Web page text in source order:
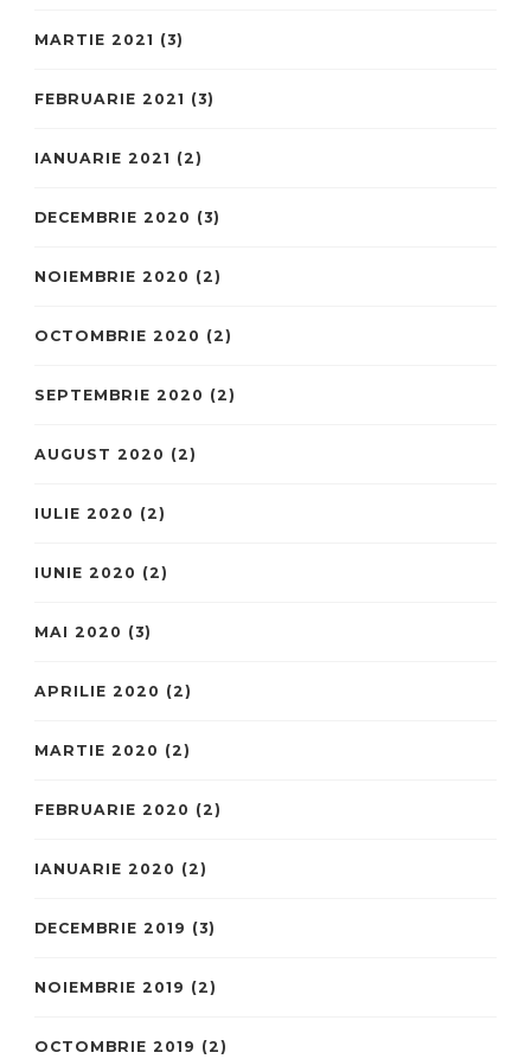
MARTIE 2021 (3)
FEBRUARIE 2021 (3)
IANUARIE 2021 (2)
DECEMBRIE 2020 (3)
NOIEMBRIE 2020 (2)
OCTOMBRIE 2020 (2)
SEPTEMBRIE 2020 (2)
AUGUST 2020 (2)
IULIE 2020 (2)
IUNIE 2020 (2)
MAI 2020 (3)
APRILIE 2020 (2)
MARTIE 2020 (2)
FEBRUARIE 2020 (2)
IANUARIE 2020 (2)
DECEMBRIE 2019 (3)
NOIEMBRIE 2019 (2)
OCTOMBRIE 2019 (2)